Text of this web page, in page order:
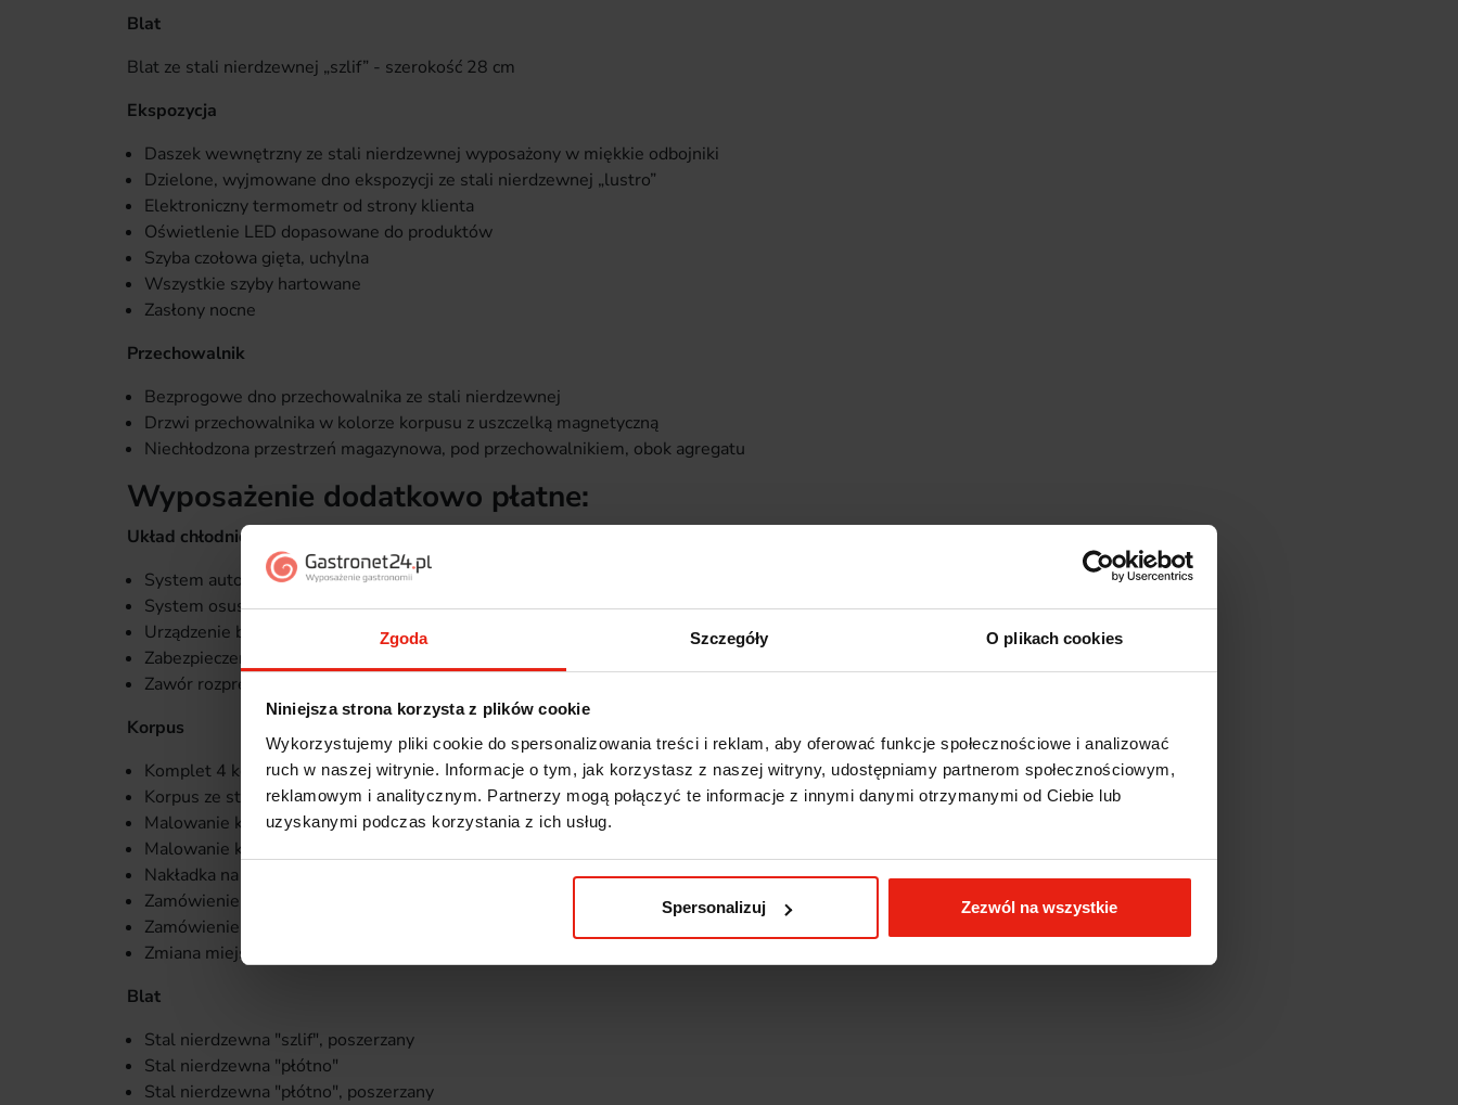
Zgoda Szczegóły O plikach cookies
Niniejsza strona korzysta z plików cookie
Wykorzystujemy pliki cookie do spersonalizowania treści i reklam, aby oferować funkcje społecznościowe i analizować
ruch w naszej witrynie. Informacje o tym, jak korzystasz z naszej witryny, udostępniamy partnerom społecznościowym,
reklamowym i analitycznym. Partnerzy mogą połączyć te informacje z innymi danymi otrzymanymi od Ciebie lub
uzyskanymi podczas korzystania z ich usług.
Spersonalizuj Zezwól na wszystkie
Blat
Blat ze stali nierdzewnej „szlif” - szerokość 28 cm
Ekspozycja
Daszek wewnętrzny ze stali nierdzewnej wyposażony w miękkie odbojniki
Dzielone, wyjmowane dno ekspozycji ze stali nierdzewnej „lustro”
Elektroniczny termometr od strony klienta
Oświetlenie LED dopasowane do produktów
Szyba czołowa gięta, uchylna
Wszystkie szyby hartowane
Zasłony nocne
Przechowalnik
Bezprogowe dno przechowalnika ze stali nierdzewnej
Drzwi przechowalnika w kolorze korpusu z uszczelką magnetyczną
Niechłodzona przestrzeń magazynowa, pod przechowalnikiem, obok agregatu
Wyposażenie dodatkowo płatne:
Układ chłodniczy
System automatycznego odparowania skroplin
System osuszania szyb
Urządzenie bez agregatu
Zabezpieczenie parownika powłoką ochronną
Zawór rozprężny R404a / R452a - dostępność i cena po uzgodnieniu
Korpus
Komplet 4 kół ze stopą regulowaną
Korpus ze stali nierdzewnej
Malowanie korpusu na indywidualny kolor RAL wybrany przez klienta
Malowanie korpusu na wybrany kolor ze wzornika RAPA
Nakładka na blat pod kasę lub wagę ze stali nierdzewnej „szlif”
Zamówienie i montaż dodatkowego podwójnego gniazda elektrycznego
Zamówienie lady bez podwójnego gniazda elektrycznego
Zmiana miejsca montażu podwójnego gniazda elektrycznego - lewa strona urządzenia
Blat
Stal nierdzewna "szlif", poszerzany
Stal nierdzewna "płótno"
Stal nierdzewna "płótno", poszerzany